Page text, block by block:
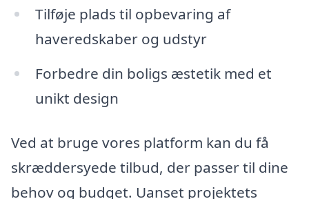
Tilføje plads til opbevaring af
haveredskaber og udstyr
Forbedre din boligs æstetik med et
unikt design
Ved at bruge vores platform kan du få
skræddersyede tilbud, der passer til dine
behov og budget. Uanset projektets